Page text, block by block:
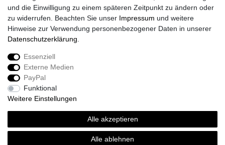
Impressum
Widerrufs­recht
und die Einwilligung zu einem späteren Zeitpunkt zu ändern oder
zu widerrufen. Beachten Sie unser Impressum und weitere
Hinweise zur Verwendung personenbezogener Daten in unserer
Daten­schutz­erklärung
Essenziell
Externe Medien
PayPal
Funktional
Weitere Einstellungen
Alle akzeptieren
Alle ablehnen